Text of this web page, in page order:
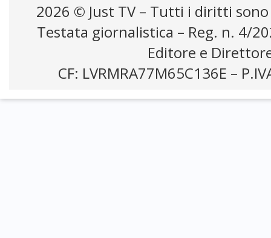
2026 © Just TV – Tutti i diritti
Testata giornalistica – Reg. n. 4/
Editore e
CF: LVRMRA77M65C136E –